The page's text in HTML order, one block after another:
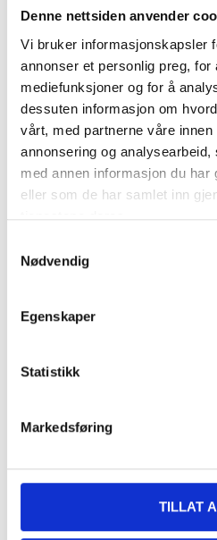
Denne nettsiden anvender
Vi bruker informasjonskapsler
annonser et personlig preg, for
mediefunksjoner og for å
dessuten informasjon om
vårt, med partnerne våre innen
annonsering og
med annen informasjon du har
eller som de har samlet inn
Nødvendig
Egenskaper
Statistikk
Markedsføring
TILLAT
Lengde: 400
Tråd Ø : mm
Finnes på